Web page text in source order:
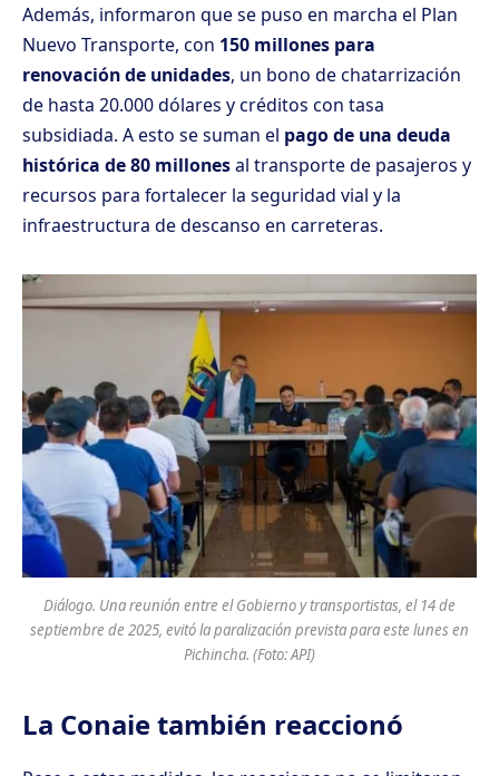
Además, informaron que se puso en marcha el Plan
Nuevo Transporte, con 150 millones para
renovación de unidades, un bono de chatarrización
de hasta 20.000 dólares y créditos con tasa
subsidiada. A esto se suman el pago de una deuda
histórica de 80 millonesal transporte de pasajeros y
recursos para fortalecer la seguridad vial y la
infraestructura de descanso en carreteras.
Diálogo. Una reunión entre el Gobierno y transportistas, el 14 de
septiembre de 2025, evitó la paralización prevista para este lunes en
Pichincha. (Foto: API)
La Conaie también reaccionó